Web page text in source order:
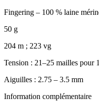
Fingering – 100 % laine
50 g
204 m ; 223 vg
Tension : 21–25 mailles pour
Aiguilles : 2.75 – 3.5 mm
Information complémentaire